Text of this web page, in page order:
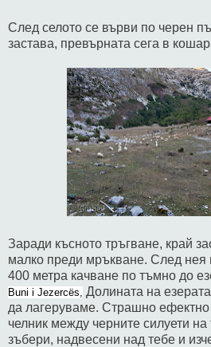
След селото се върви по черен
застава, превърната сега в
Заради късното тръгване, край
малко преди мръкване. След нея
400 метра качване по тъмно до
Buni i Jezercës, Долината на
да лагеруваме. Страшно
челник между черните силуети на
зъбери, надвесени над тебе и